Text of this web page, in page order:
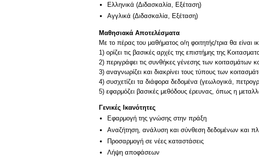
Ελληνικά (Διδασκαλία, Εξέταση)
Αγγλικά (Διδασκαλία, Εξέταση)
Μαθησιακά Αποτελέσματα
Με το πέρας του μαθήματος ο/η φοιτητής/τρια θα είναι
1) ορίζει τις βασικές αρχές της επιστήμης της
2) περιγράφει τις συνθήκες γένεσης των κοιτασμάτων
3) αναγνωρίζει και διακρίνει τους τύπους των
4) συσχετίζει τα διάφορα δεδομένα (γεωλογικά,
5) εφαρμόζει βασικές μεθόδους έρευνας, όπως η
Γενικές Ικανότητες
Εφαρμογή της γνώσης στην πράξη
Αναζήτηση, ανάλυση και σύνθεση δεδομένων και
Προσαρμογή σε νέες καταστάσεις
Λήψη αποφάσεων